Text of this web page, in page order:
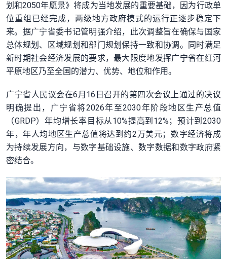
划和2050年愿景》将成为当地发展的重要基础，因为行政单
位重组已经完成，两级地方政府模式的运行正逐步稳定下
来。据广宁省委书记管明强介绍，此次调整旨在确保与国家
总体规划、区域规划和部门规划保持一致和协调。同时满足
新时期社会经济发展的要求，最大限度地发挥广宁省在红河
平原地区乃至全国的潜力、优势、地位和作用。
广宁省人民议会在6月16日召开的第四次会议上通过的决议
明确提出，广宁省将2026年至2030年阶段地区生产总值
（GRDP）年均增长率目标从10%提高到12%；预计到2030
年，年人均地区生产总值将达到约2万美元；数字经济将成
为持续发展方向，与数字基础设施、数字数据和数字政府紧
密结合。